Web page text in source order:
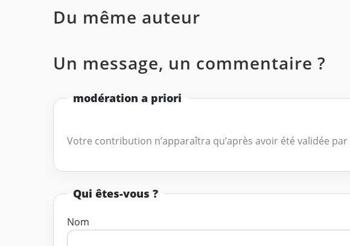
Du même auteur
Un message, un commentaire ?
modération a priori
Votre contribution n’apparaîtra qu’après avoir été validée
Qui êtes-vous ?
Nom